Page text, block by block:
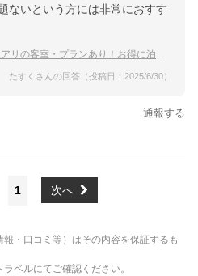
ないという方には非常におすす
客室・プランあり！お得に泊まれる宿のおすすめは？
たすくさんの回答（投稿日：2025/6/30）
通報する
1 次へ
・口コミ等）はその内容を保証するも
ベルにてご確認ください。